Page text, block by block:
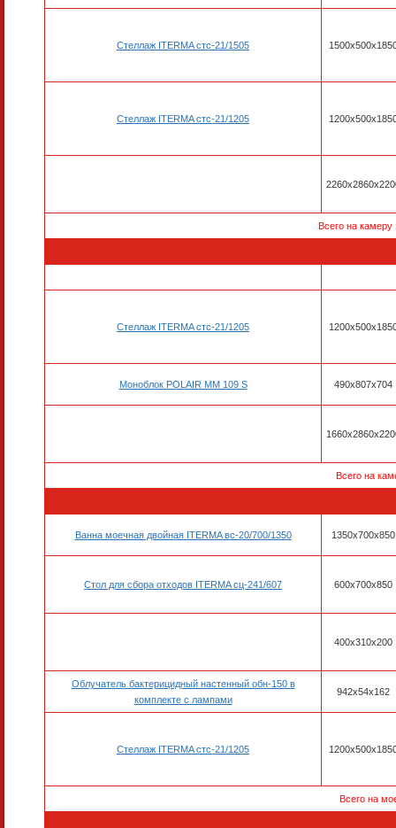
Стеллаж ITERMA стс-21/1505
Стеллаж ITERMA стс-21/1205
Всего на
Стеллаж ITERMA стс-21/1205
Моноблок POLAIR MM 109 S 490х807х704
Всего на
Ванна моечная двойная ITERMA вс-20/700/1350 1350х700х850
Стол для сбора отходов ITERMA сц-241/607 600х700х850
400х310х200
Облучатель бактерицидный настенный обн-150 в
комплекте с лампами
942х54х162
Стеллаж ITERMA стс-21/1205
Всего на